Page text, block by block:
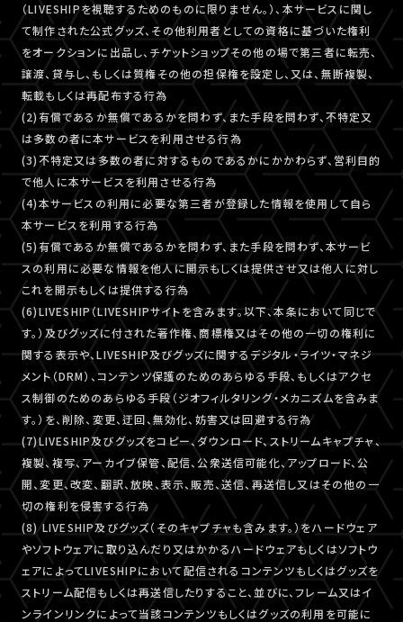
（LIVESHIPを視聴するためのものに限りません。）、本サービスに関し
て制作された公式グッズ、その他利用者としての資格に基づいた権利
をオークションに出品し、チケットショップその他の場で第三者に転売、
譲渡、貸与し、もしくは質権その他の担保権を設定し、又は、無断複製、
転載もしくは再配布する行為
(2)有償であるか無償であるかを問わず、また手段を問わず、不特定又
は多数の者に本サービスを利用させる行為
(3)不特定又は多数の者に対するものであるかにかかわらず、営利目的
で他人に本サービスを利用させる行為
(4)本サービスの利用に必要な第三者が登録した情報を使用して自ら
本サービスを利用する行為
(5)有償であるか無償であるかを問わず、また手段を問わず、本サービ
スの利用に必要な情報を他人に開示もしくは提供させ又は他人に対し
これを開示もしくは提供する行為
(6)LIVESHIP（LIVESHIPサイトを含みます。以下、本条において同じで
す。）及びグッズに付された著作権、商標権又はその他の一切の権利に
関する表示や、LIVESHIP及びグッズに関するデジタル・ライツ・マネジ
メント（DRM）、コンテンツ保護のためのあらゆる手段、もしくはアクセ
ス制御のためのあらゆる手段（ジオフィルタリング・メカニズムを含みま
す。）を、削除、変更、迂回、無効化、妨害又は回避する行為
(7)LIVESHIP及びグッズをコピー、ダウンロード、ストリームキャプチャ、
複製、複写、アーカイブ保管、配信、公衆送信可能化、アップロード、公
開、変更、改変、翻訳、放映、表示、販売、送信、再送信し又はその他の一
切の権利を侵害する行為
(8) LIVESHIP及びグッズ（そのキャプチャも含みます。）をハードウェア
やソフトウェアに取り込んだり又はかかるハードウェアもしくはソフトウ
ェアによってLIVESHIPにおいて配信されるコンテンツもしくはグッズを
ストリーム配信もしくは再送信したりすること、並びに、フレーム又はイ
ンラインリンクによって当該コンテンツもしくはグッズの利用を可能に